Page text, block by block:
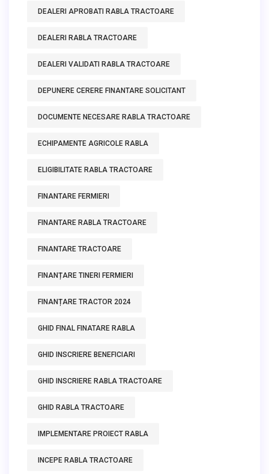
DEALERI APROBATI RABLA TRACTOARE
DEALERI RABLA TRACTOARE
DEALERI VALIDATI RABLA TRACTOARE
DEPUNERE CERERE FINANTARE SOLICITANT
DOCUMENTE NECESARE RABLA TRACTOARE
ECHIPAMENTE AGRICOLE RABLA
ELIGIBILITATE RABLA TRACTOARE
FINANTARE FERMIERI
FINANTARE RABLA TRACTOARE
FINANTARE TRACTOARE
FINANȚARE TINERI FERMIERI
FINANȚARE TRACTOR 2024
GHID FINAL FINATARE RABLA
GHID INSCRIERE BENEFICIARI
GHID INSCRIERE RABLA TRACTOARE
GHID RABLA TRACTOARE
IMPLEMENTARE PROIECT RABLA
INCEPE RABLA TRACTOARE